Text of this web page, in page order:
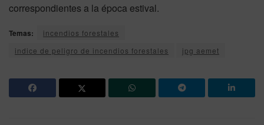
correspondientes a la época estival.
Temas:
incendios forestales
indice de peligro de incendios forestales
jpg aemet